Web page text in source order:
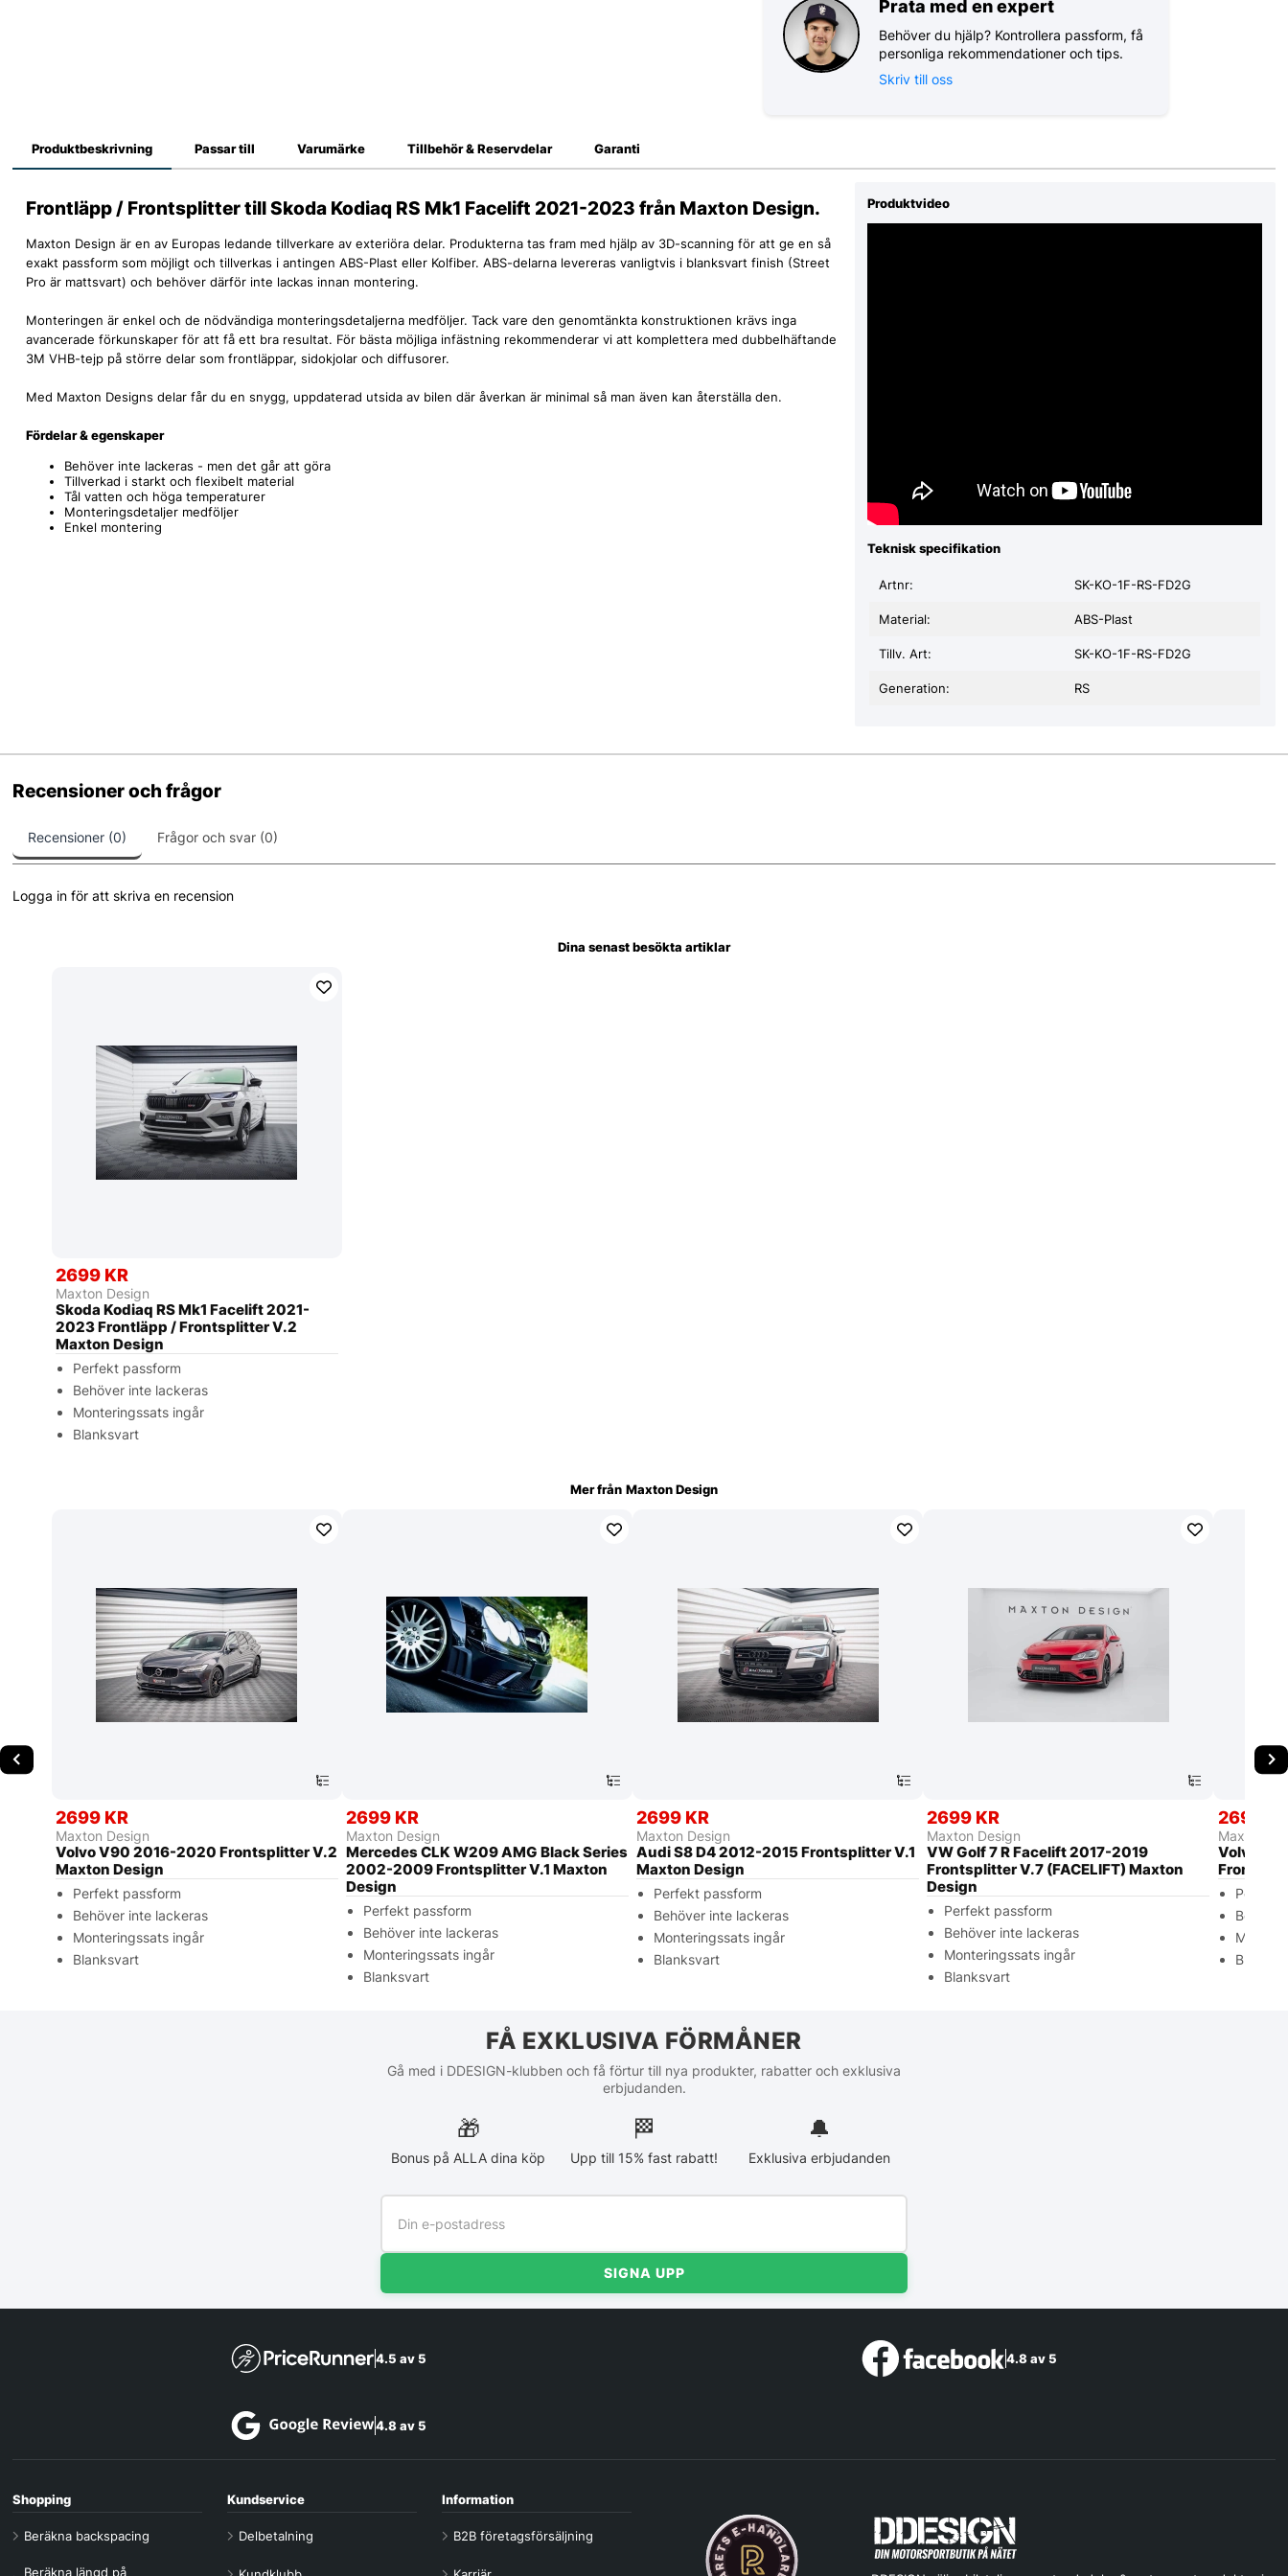
Prata med en expert
Behöver du hjälp? Kontrollera passform, få
personliga rekommendationer och tips.
Skriv till oss
Produktbeskrivning
Frontläpp / Frontsplitter till Skoda Kodiaq RS Mk1 Facelift 2021-2023 från Maxton Design.
Maxton Design är en av Europas ledande tillverkare av exteriöra delar. Produkterna tas fram med hjälp av 3D-scanning för att ge en så
exakt passform som möjligt och tillverkas i antingen ABS-Plast eller Kolfiber. ABS-delarna levereras vanligtvis i blanksvart finish (Street
Pro är mattsvart) och behöver därför inte lackas innan montering.
Monteringen är enkel och de nödvändiga monteringsdetaljerna medföljer. Tack vare den genomtänkta konstruktionen krävs inga
avancerade förkunskaper för att få ett bra resultat. För bästa möjliga infästning rekommenderar vi att komplettera med dubbelhäftande
3M VHB-tejp på större delar som frontläppar, sidokjolar och diffusorer.
Med Maxton Designs delar får du en snygg, uppdaterad utsida av bilen där åverkan är minimal så man även kan återställa den.
Fördelar & egenskaper
Behöver inte lackeras - men det går att göra
Tillverkad i starkt och flexibelt material
Tål vatten och höga temperaturer
Monteringsdetaljer medföljer
Enkel montering
Produktvideo
Teknisk specifikation
Material: ABS-Plast
Tillv. Art: SK-KO-1F-RS-FD2G
Generation: RS
Artnr: SK-KO-1F-RS-FD2G
Passar till Varumärke Tillbehör & Reservdelar Garanti
Recensioner och frågor
Recensioner (0) Frågor och svar (0)
Logga in för att skriva en recension
Dina senast besökta artiklar
2699 KR
Maxton Design
Skoda Kodiaq RS Mk1 Facelift 2021-
2023 Frontläpp / Frontsplitter V.2
Maxton Design
Perfekt passform
Behöver inte lackeras
Monteringssats ingår
Blanksvart
Mer från Maxton Design
2699 KR
Maxton Design
Volvo V90 2016-2020 Frontsplitter V.2
Maxton Design
Perfekt passform
Behöver inte lackeras
Monteringssats ingår
Blanksvart
2699 KR
Maxton Design
Mercedes CLK W209 AMG Black Series
2002-2009 Frontsplitter V.1 Maxton
Design
Perfekt passform
Behöver inte lackeras
Monteringssats ingår
Blanksvart
2699 KR
Maxton Design
Audi S8 D4 2012-2015 Frontsplitter V.1
Maxton Design
Perfekt passform
Behöver inte lackeras
Monteringssats ingår
Blanksvart
2699 KR
Maxton Design
VW Golf 7 R Facelift 2017-2019
Frontsplitter V.7 (FACELIFT) Maxton
Design
Perfekt passform
Behöver inte lackeras
Monteringssats ingår
Blanksvart
2699
Maxton
Volvo
Perfekt
FÅ EXKLUSIVA FÖRMÅNER
Gå med i DDESIGN-klubben och få förtur till nya produkter, rabatter och exklusiva
erbjudanden.
🎁
Bonus på ALLA dina köp
🏁︎
Upp till 15% fast rabatt!
🔔
Exklusiva erbjudanden
SIGNA UPP
4.5 av 5 4.8 av 5
4.8 av 5
Shopping
Beräkna backspacing
Beräkna längd på
Kundservice
Delbetalning
Information
B2B företagsförsäljning